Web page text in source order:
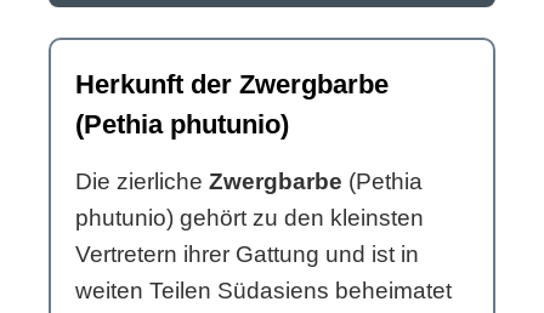
Herkunft der Zwergbarbe
(Pethia phutunio)
Die zierliche Zwergbarbe (Pethia
phutunio) gehört zu den kleinsten
Vertretern ihrer Gattung und ist in
weiten Teilen Südasiens beheimatet